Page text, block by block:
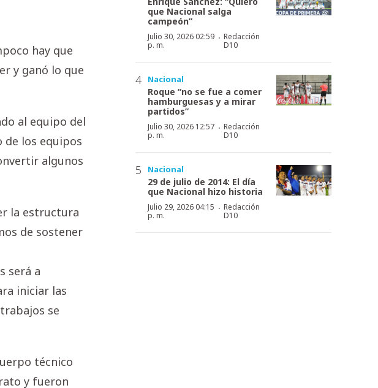
hay que
y ganó lo que
al equipo del
de los equipos
algunos
la estructura
de sostener
será a
iniciar las
se
técnico
y fueron
que Nacional salga
campeón”
Julio 30, 2026 02:59
p. m.
· Redacción
D10
Nacional
Roque “no se fue a comer
hamburguesas y a mirar
partidos”
Julio 30, 2026 12:57
p. m.
· Redacción
D10
Nacional
29 de julio de 2014: El día
que Nacional hizo historia
Julio 29, 2026 04:15
p. m.
· Redacción
D10